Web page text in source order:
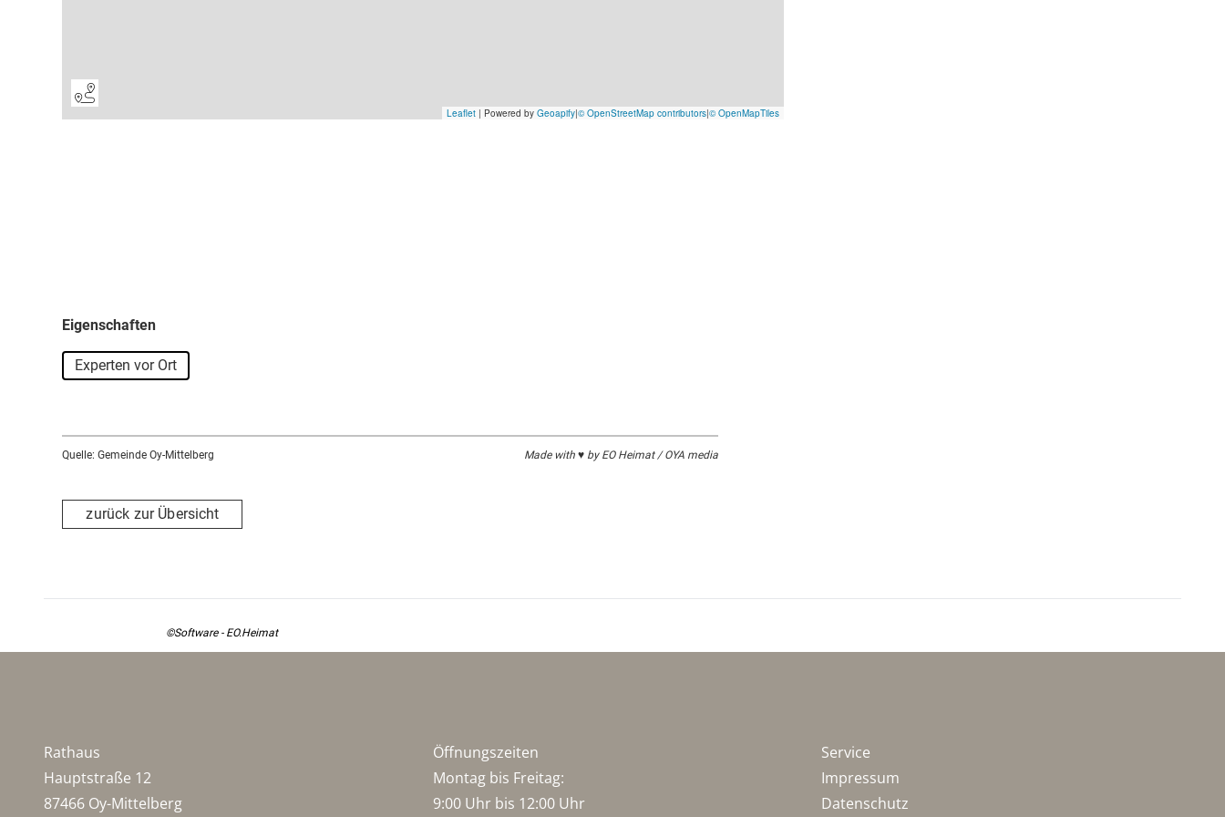
Eigenschaften
Experten vor Ort
Quelle: Gemeinde Oy-Mittelberg Made with ♥ by EO Heimat / OYA media
zurück zur Übersicht
©Software - EO.Heimat
Rathaus
Hauptstraße 12
87466 Oy-Mittelberg
Öffnungszeiten
Montag bis Freitag:
9:00 Uhr bis 12:00 Uhr
Service
Impressum
Datenschutz